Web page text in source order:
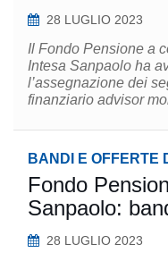
28 LUGLIO 2023
Il Fondo Pensione a
Intesa Sanpaolo ha
l’assegnazione dei
finanziario
BANDI E OFFERTE
Fondo
Sanpaolo:
28 LUGLIO 2023